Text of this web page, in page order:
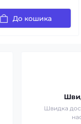
До кошика
Швидка